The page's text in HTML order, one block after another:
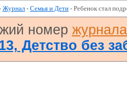
Журнал - Семья и Дети - Ребенок стал
номер
Детство без